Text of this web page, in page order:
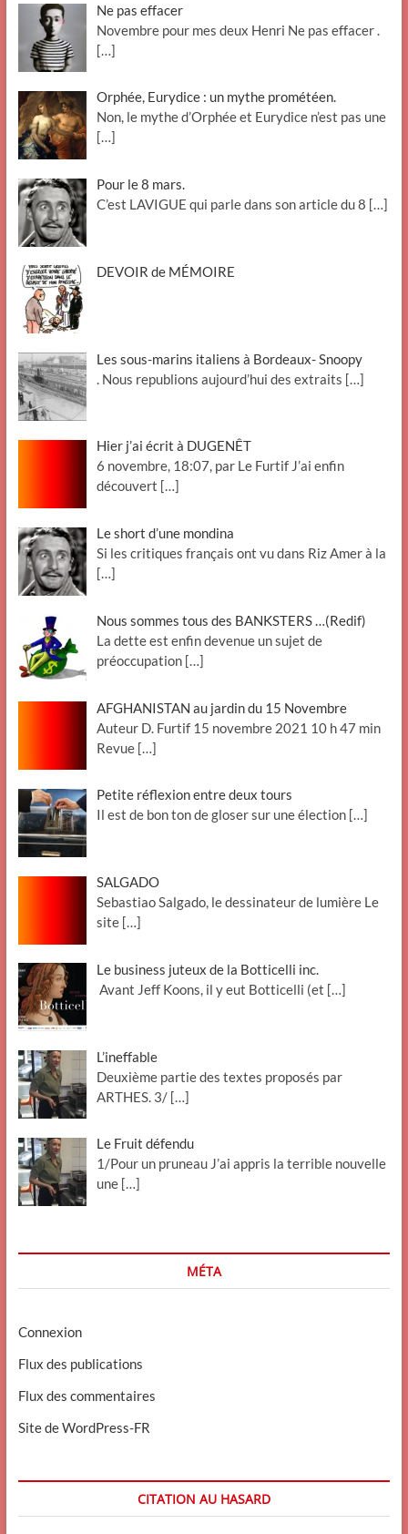
Ne pas effacer
Novembre pour mes deux Henri Ne pas effacer .
[…]
Orphée, Eurydice : un mythe prométéen.
Non, le mythe d’Orphée et Eurydice n’est pas une
[…]
Pour le 8 mars.
C’est LAVIGUE qui parle dans son article du 8 […]
DEVOIR de MÉMOIRE
Les sous-marins italiens à Bordeaux- Snoopy
. Nous republions aujourd’hui des extraits […]
Hier j’ai écrit à DUGENÊT
6 novembre, 18:07, par Le Furtif J’ai enfin
découvert […]
Le short d’une mondina
Si les critiques français ont vu dans Riz Amer à la
[…]
Nous sommes tous des BANKSTERS …(Redif)
La dette est enfin devenue un sujet de
préoccupation […]
AFGHANISTAN au jardin du 15 Novembre
Auteur D. Furtif 15 novembre 2021 10 h 47 min
Revue […]
Petite réflexion entre deux tours
Il est de bon ton de gloser sur une élection […]
SALGADO
Sebastiao Salgado, le dessinateur de lumière Le
site […]
Le business juteux de la Botticelli inc.
Avant Jeff Koons, il y eut Botticelli (et […]
L’ineffable
Deuxième partie des textes proposés par
ARTHES. 3/ […]
Le Fruit défendu
1/Pour un pruneau J’ai appris la terrible nouvelle
une […]
MÉTA
Connexion
Flux des publications
Flux des commentaires
Site de WordPress-FR
CITATION AU HASARD